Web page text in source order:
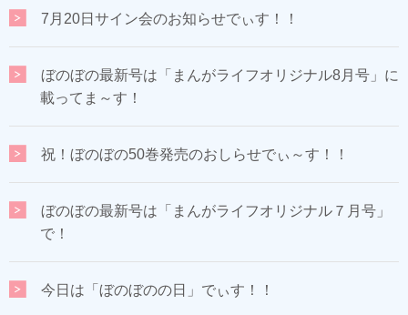
7月20日サイン会のお知らせでぃす！！
ぼのぼの最新号は「まんがライフオリジナル8月号」に
載ってま～す！
祝！ぼのぼの50巻発売のおしらせでぃ～す！！
ぼのぼの最新号は「まんがライフオリジナル７月号」
で！
今日は「ぼのぼのの日」でぃす！！